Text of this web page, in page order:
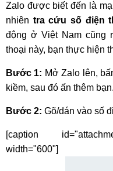
Zalo được biết đến là
nhiên tra cứu số điện
động ở Việt Nam cũng
thoại này, bạn thực hiện
Bước 1: Mở Zalo lên,
kiềm, sau đó ấn thêm bạn.
Bước 2: Gõ/dán vào số
[caption
width="600"]